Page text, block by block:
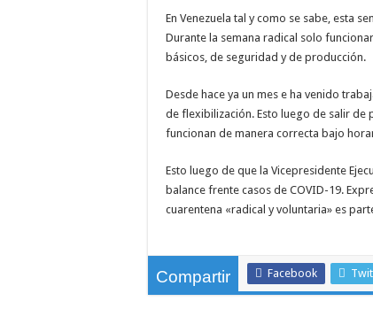
Meta presenta sus nuevos lentes
Las 5 habilidades humanas que la
En Venezuela tal y como se sabe, esta
Durante la semana radical solo
básicos, de seguridad y de producción.
Desde hace ya un mes e ha venido
de flexibilización. Esto luego de salir
funcionan de manera correcta bajo
Esto luego de que la Vicepresidente
balance frente casos de COVID-19.
cuarentena «radical y voluntaria» es
Compartir Facebook